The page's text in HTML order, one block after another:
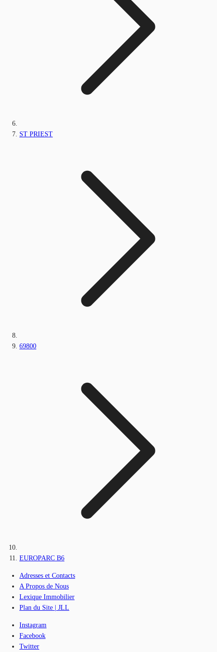
ST PRIEST
69800
EUROPARC B6
Adresses et Contacts
A Propos de Nous
Lexique Immobilier
Plan du Site | JLL
Instagram
Facebook
Twitter